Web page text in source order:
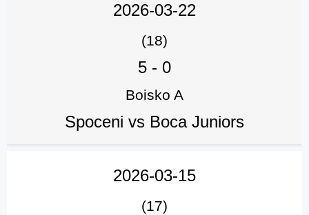
2026-03-22
(18)
5 - 0
Boisko A
Spoceni vs Boca Juniors
2026-03-15
(17)